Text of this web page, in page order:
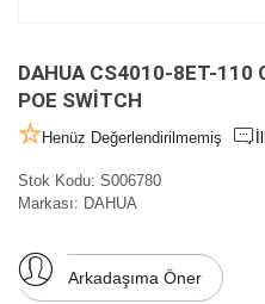
DAHUA CS4010-8ET-110
POE SWİTCH
Henüz Değerlendirilmemiş
Stok Kodu: S006780
Markası: DAHUA
Arkadaşıma Öner